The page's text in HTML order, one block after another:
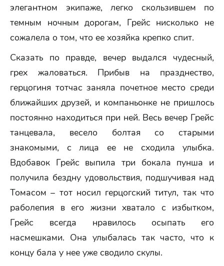
элегантном экипаже, легко скользившем по
темным ночным дорогам, Грейс нисколько не
сожалела о том, что ее хозяйка крепко спит.
Сказать по правде, вечер выдался чудесный,
грех жаловаться. Прибыв на празднество,
герцогиня тотчас заняла почетное место среди
ближайших друзей, и компаньонке не пришлось
постоянно находиться при ней. Весь вечер Грейс
танцевала, весело болтая со старыми
знакомыми, с лица ее не сходила улыбка.
Вдобавок Грейс выпила три бокала пунша и
получила бездну удовольствия, подшучивая над
Томасом – тот носил герцогский титул, так что
раболепия в его жизни хватало с избытком,
Грейс всегда нравилось осыпать его
насмешками. Она улыбалась так часто, что к
концу бала у нее уже сводило скулы.